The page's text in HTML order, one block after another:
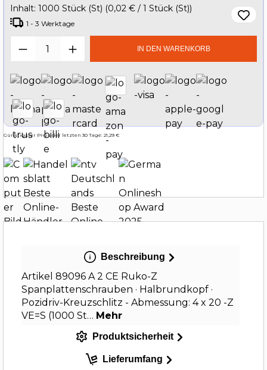
Inhalt: 1000 Stück (St) (0,02 € / 1 Stück (St))
1 - 3 Werktage
Produkt Anzahl: Gib denIN DEN WARENKORB
Günstigster Preis der letzten 30 Tage: 21,29 €
Beschreibung
Artikel 89096 A 2 CE Ruko-Z
Spanplattenschrauben · Halbrundkopf ·
Pozidriv-Kreuzschlitz - Abmessung: 4 x 20 -Z
VE=S (1000 St… Mehr
Produktsicherheit
Lieferumfang